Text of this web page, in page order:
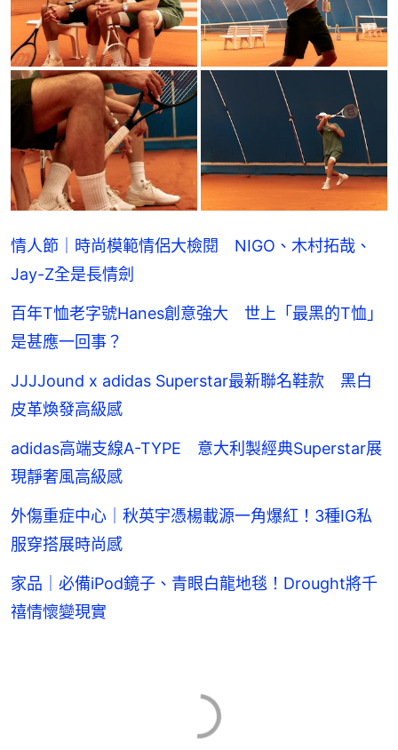
情人節｜時尚模範情侶大檢閱 NIGO、木村拓哉、
Jay-Z全是長情劍
百年T恤老字號Hanes創意強大 世上「最黑的T恤」
是甚應一回事？
JJJJound x adidas Superstar最新聯名鞋款 黑白
皮革煥發高級感
adidas高端支線A-TYPE 意大利製經典Superstar展
現靜奢風高級感
外傷重症中心｜秋英宇憑楊載源一角爆紅！3種IG私
服穿搭展時尚感
家品｜必備iPod鏡子、青眼白龍地毯！Drought將千
禧情懷變現實